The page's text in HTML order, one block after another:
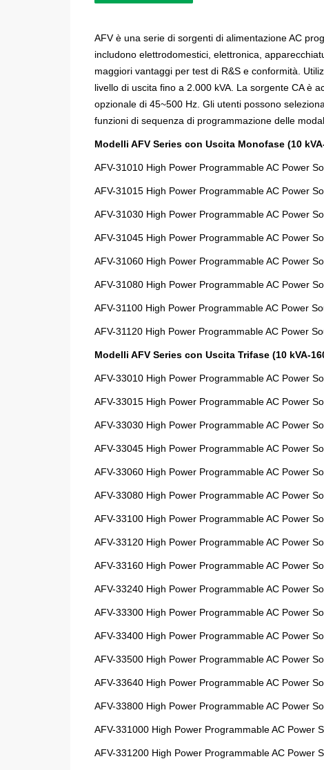
AFV è una serie di sorgenti di alimentazione AC
includono elettrodomestici, elettronica,
maggiori vantaggi per test di R&S e conformità.
livello di uscita fino a 2.000 kVA. La sorgente CA è
opzionale di 45~500 Hz. Gli utenti possono
funzioni di sequenza di programmazione delle
Modelli AFV Series con Uscita Monofase (10
AFV-31010 High Power Programmable AC Power
AFV-31015 High Power Programmable AC Power
AFV-31030 High Power Programmable AC Power
AFV-31045 High Power Programmable AC Power
AFV-31060 High Power Programmable AC Power
AFV-31080 High Power Programmable AC Power
AFV-31100 High Power Programmable AC Power
AFV-31120 High Power Programmable AC Power
Modelli AFV Series con Uscita Trifase (10 kVA-
AFV-33010 High Power Programmable AC Power
AFV-33015 High Power Programmable AC Power
AFV-33030 High Power Programmable AC Power
AFV-33045 High Power Programmable AC Power
AFV-33060 High Power Programmable AC Power
AFV-33080 High Power Programmable AC Power
AFV-33100 High Power Programmable AC Power
AFV-33120 High Power Programmable AC Power
AFV-33160 High Power Programmable AC Power
AFV-33240 High Power Programmable AC Power
AFV-33300 High Power Programmable AC Power
AFV-33400 High Power Programmable AC Power
AFV-33500 High Power Programmable AC Power
AFV-33640 High Power Programmable AC Power
AFV-33800 High Power Programmable AC Power
AFV-331000 High Power Programmable AC Power
AFV-331200 High Power Programmable AC Power